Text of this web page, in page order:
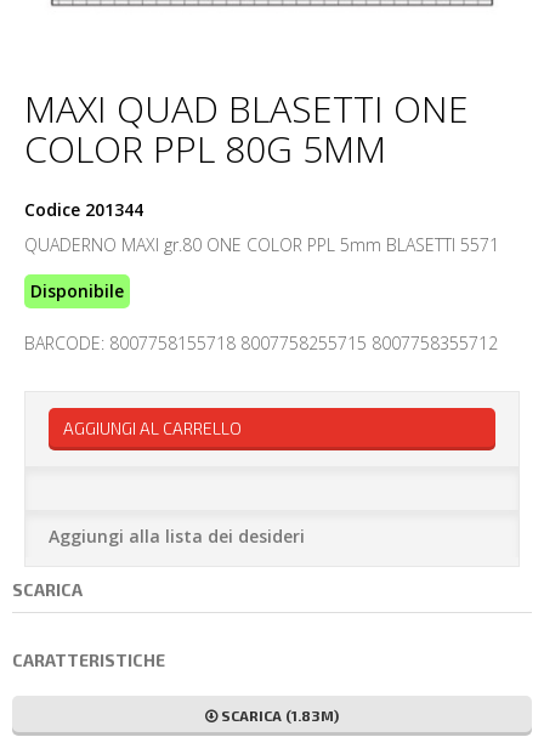
MAXI QUAD BLASETTI ONE
COLOR PPL 80G 5MM
Codice 201344
QUADERNO MAXI gr.80 ONE COLOR PPL 5mm BLASETTI 5571
Disponibile
BARCODE: 8007758155718 8007758255715 8007758355712
AGGIUNGI AL CARRELLO
Aggiungi alla lista dei desideri
SCARICA
CARATTERISTICHE
SCARICA (1.83M)